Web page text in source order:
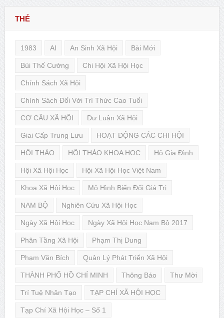
THẺ
1983 AI An Sinh Xã Hội Bài Mới
Bùi Thế Cường Chi Hội Xã Hội Học
Chính Sách Xã Hội
Chính Sách Đối Với Trí Thức Cao Tuổi
CƠ CẤU XÃ HỘI Dư Luận Xã Hội
Giai Cấp Trung Lưu HOẠT ĐỘNG CÁC CHI HỘI
HỘI THẢO HỘI THẢO KHOA HỌC Hộ Gia Đình
Hội Xã Hội Học Hội Xã Hội Học Việt Nam
Khoa Xã Hội Học Mô Hình Biến Đổi Giá Trị
NAM BỘ Nghiên Cứu Xã Hội Học
Ngày Xã Hội Học Ngày Xã Hội Học Nam Bộ 2017
Phân Tầng Xã Hội Phạm Thị Dung
Phạm Văn Bích Quản Lý Phát Triển Xã Hội
THÀNH PHỐ HỒ CHÍ MINH Thông Báo Thư Mời
Trí Tuệ Nhân Tạo TẠP CHÍ XÃ HỘI HỌC
Tạp Chí Xã Hội Học – Số 1